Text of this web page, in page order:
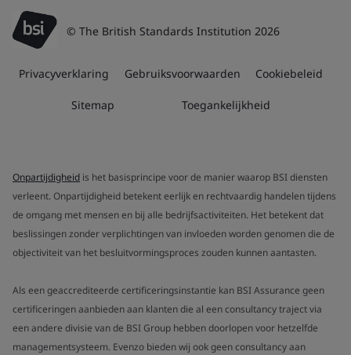
© The British Standards Institution 2026
Privacyverklaring Gebruiksvoorwaarden Cookiebeleid
Sitemap Toegankelijkheid
Onpartijdigheid is het basisprincipe voor de manier waarop BSI diensten
verleent. Onpartijdigheid betekent eerlijk en rechtvaardig handelen tijdens
de omgang met mensen en bij alle bedrijfsactiviteiten. Het betekent dat
beslissingen zonder verplichtingen van invloeden worden genomen die de
objectiviteit van het besluitvormingsproces zouden kunnen aantasten.
Als een geaccrediteerde certificeringsinstantie kan BSI Assurance geen
certificeringen aanbieden aan klanten die al een consultancy traject via
een andere divisie van de BSI Group hebben doorlopen voor hetzelfde
managementsysteem. Evenzo bieden wij ook geen consultancy aan